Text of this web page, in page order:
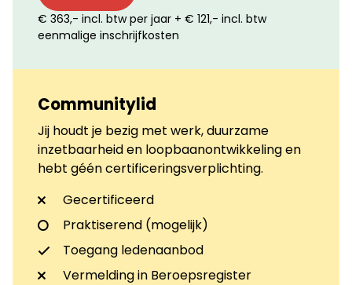
€ 363,- incl. btw per jaar + € 121,- incl. btw
eenmalige inschrijfkosten
Communitylid
Jij houdt je bezig met werk, duurzame
inzetbaarheid en loopbaanontwikkeling en
hebt géén certificeringsverplichting.
Gecertificeerd
Praktiserend (mogelijk)
Toegang ledenaanbod
Vermelding in Beroepsregister